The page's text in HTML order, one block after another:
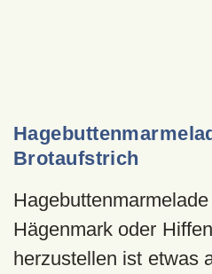
Brotaufstrich
Hägenmark oder
herzustellen ist etwas